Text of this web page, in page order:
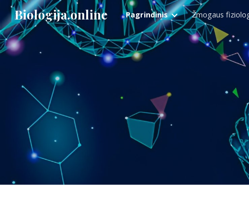
Skip to
Biologija.online Pagrindinis Žmogaus